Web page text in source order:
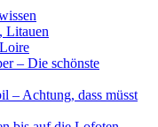
Litauen
– Die schönste
– Achtung, dass müsst